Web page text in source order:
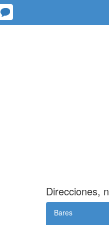
Direcciones,
Bares